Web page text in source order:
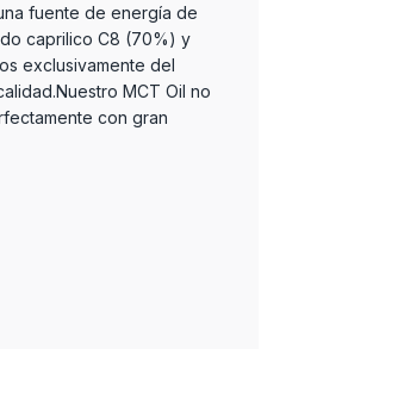
fuente de energía de
caprilico C8 (70%) y
exclusivamente del
MCT Oil no
con gran